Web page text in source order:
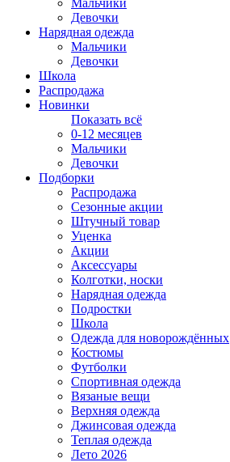
Мальчики
Девочки
Нарядная одежда
Мальчики
Девочки
Школа
Распродажа
Новинки
Показать всё
0-12 месяцев
Мальчики
Девочки
Подборки
Распродажа
Сезонные акции
Штучный товар
Уценка
Акции
Аксессуары
Колготки, носки
Нарядная одежда
Подростки
Школа
Одежда для новорождённых
Костюмы
Футболки
Спортивная одежда
Вязаные вещи
Верхняя одежда
Джинсовая одежда
Теплая одежда
Лето 2026